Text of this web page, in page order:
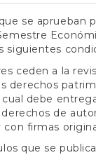
se aprueban
siguientes
ceden a la
derechos
cual debe
de
con firmas
que se